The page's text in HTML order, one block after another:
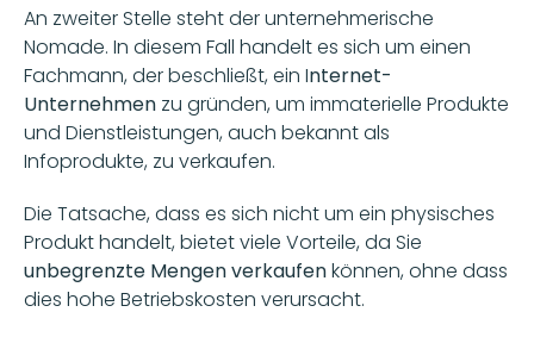
An zweiter Stelle steht der unternehmerische
Nomade. In diesem Fall handelt es sich um einen
Fachmann, der beschließt, ein Internet-
Unternehmen zu gründen, um immaterielle Produkte
und Dienstleistungen, auch bekannt als
Infoprodukte, zu verkaufen.
Die Tatsache, dass es sich nicht um ein physisches
unbegrenzte Mengen verkaufen können, ohne dass
dies hohe Betriebskosten verursacht.